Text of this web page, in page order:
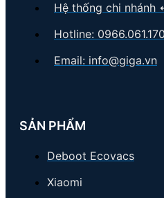
Hệ thống chi nhánh
Hotline: 0966.061.170
Email: info@giga.vn
SẢN PHẨM
Deboot Ecovacs
Xiaomi